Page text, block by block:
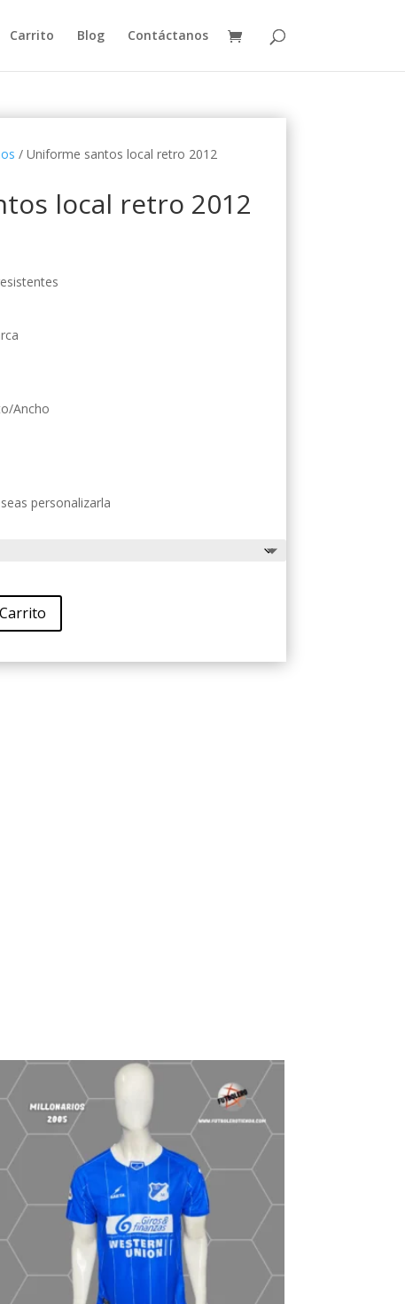
Carrito Blog Contáctanos
/ Uniforme santos local retro 2012
local retro 2012
Ancho
personalizarla